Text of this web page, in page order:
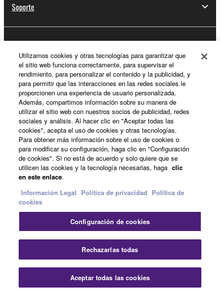
Soporte
Acerca de Yamaha
España - Spanish
Empresa
Contacte con nosotrosTerminos de uso
Politica de privacidadPolítica de cookies
Información Legal
© Yamaha Corporation.
Utilizamos cookies y otras tecnologías para garantizar que
el sitio web funciona correctamente, para supervisar el
rendimiento, para personalizar el contenido y la publicidad, y
para permitir que las interacciones en las redes sociales le
proporcionen una experiencia de usuario personalizada.
Además, compartimos información sobre su manera de
utilizar el sitio web con nuestros socios de publicidad, redes
sociales y análisis. Al hacer clic en "Aceptar todas las
cookies", acepta el uso de cookies y otras tecnologías.
Para obtener más información sobre el uso de cookies o
para modificar su configuración, haga clic en "Configuración
de cookies". Si no está de acuerdo y solo quiere que se
utilicen las cookies y la tecnología necesarias, haga clic
en este enlace.
Información Legal Politica de privacidad Política de
cookies
Configuración de cookies
Rechazarlas todas
Aceptar todas las cookies